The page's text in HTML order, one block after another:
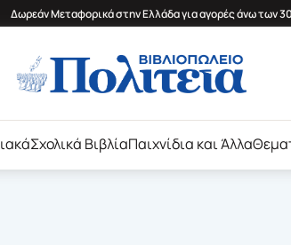
Δωρεάν Μεταφορικά στην Ελλάδα για αγορές άνω των
Σχολικά ΒιβλίαΠαιχνίδια και Άλλα